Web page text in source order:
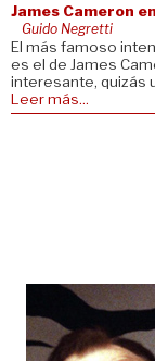
James Cameron
Guido Negretti
El más famoso
es el de James
interesante, quizás
Leer más...